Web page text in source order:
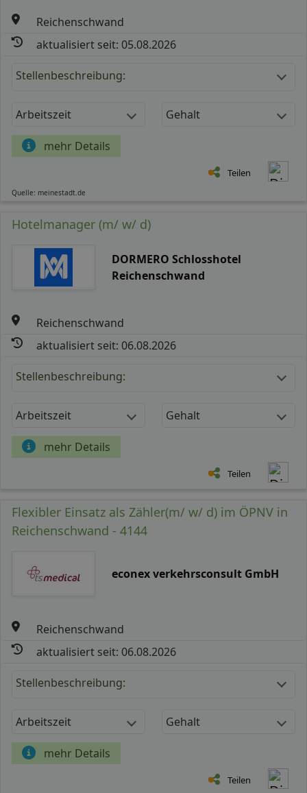
Reichenschwand
aktualisiert seit: 05.08.2026
Stellenbeschreibung:
Arbeitszeit Gehalt
mehr Details
Teilen
Quelle: meinestadt.de
Hotelmanager (m/ w/ d)
DORMERO Schlosshotel
Reichenschwand
Reichenschwand
aktualisiert seit: 06.08.2026
Stellenbeschreibung:
Arbeitszeit Gehalt
mehr Details
Teilen
Flexibler Einsatz als Zähler(m/ w/ d) im ÖPNV in
Reichenschwand - 4144
econex verkehrsconsult GmbH
Reichenschwand
aktualisiert seit: 06.08.2026
Stellenbeschreibung:
Arbeitszeit Gehalt
mehr Details
Teilen